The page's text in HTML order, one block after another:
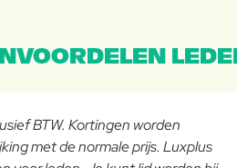
BTW. Kortingen worden
met de normale prijs. Luxplus